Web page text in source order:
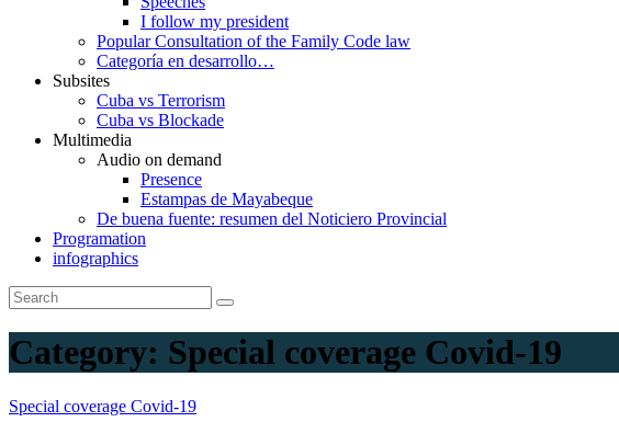
I follow my president
Popular Consultation of the Family Code law
Categoría en desarrollo…
Subsites
Cuba vs Terrorism
Cuba vs Blockade
Multimedia
Audio on demand
Presence
Estampas de Mayabeque
De buena fuente: resumen del Noticiero Provincial
Programation
infographics
Category: Special coverage Covid-19
Special coverage Covid-19